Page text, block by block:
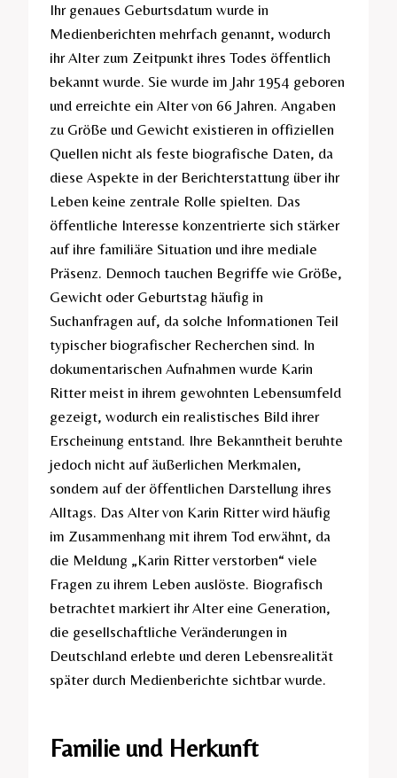
Ihr genaues Geburtsdatum wurde in
Medienberichten mehrfach genannt, wodurch
ihr Alter zum Zeitpunkt ihres Todes öffentlich
bekannt wurde. Sie wurde im Jahr 1954 geboren
und erreichte ein Alter von 66 Jahren. Angaben
zu Größe und Gewicht existieren in offiziellen
Quellen nicht als feste biografische Daten, da
diese Aspekte in der Berichterstattung über ihr
Leben keine zentrale Rolle spielten. Das
öffentliche Interesse konzentrierte sich stärker
auf ihre familiäre Situation und ihre mediale
Präsenz. Dennoch tauchen Begriffe wie Größe,
Gewicht oder Geburtstag häufig in
Suchanfragen auf, da solche Informationen Teil
typischer biografischer Recherchen sind. In
dokumentarischen Aufnahmen wurde Karin
Ritter meist in ihrem gewohnten Lebensumfeld
gezeigt, wodurch ein realistisches Bild ihrer
Erscheinung entstand. Ihre Bekanntheit beruhte
jedoch nicht auf äußerlichen Merkmalen,
sondern auf der öffentlichen Darstellung ihres
Alltags. Das Alter von Karin Ritter wird häufig
im Zusammenhang mit ihrem Tod erwähnt, da
die Meldung „Karin Ritter verstorben“ viele
Fragen zu ihrem Leben auslöste. Biografisch
betrachtet markiert ihr Alter eine Generation,
die gesellschaftliche Veränderungen in
Deutschland erlebte und deren Lebensrealität
später durch Medienberichte sichtbar wurde.
Familie und Herkunft